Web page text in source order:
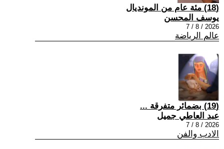
(18) مئة عام من المونديال
يوسف المحسن
2026 / 8 / 7
عالم الرياضة
(19) بضمائر متفرقة ...
عبد العاطي جميل
2026 / 8 / 7
الادب والفن